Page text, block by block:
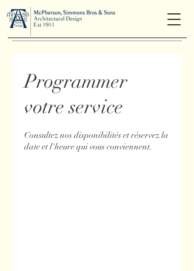
Programmer
votre service
Consultez nos disponibilités et réservez la
date et l'heure qui vous conviennent.